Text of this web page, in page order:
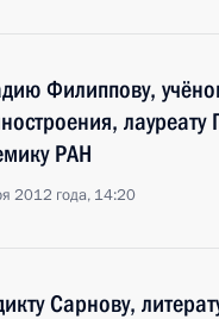
Филиппову,
лауреату
РАН
2012 года, 14:20
Сарнову,